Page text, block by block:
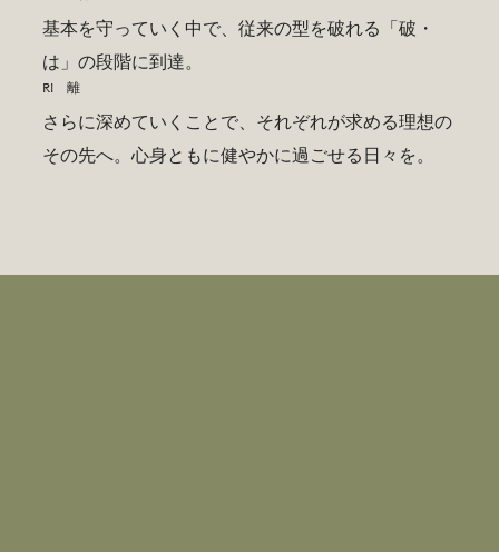
基本を守っていく中で、従来の型を破れる「破・
は」の段階に到達。
さらに深めていくことで、それぞれが求める理想の
その先へ。心身ともに健やかに過ごせる日々を。
RI 離